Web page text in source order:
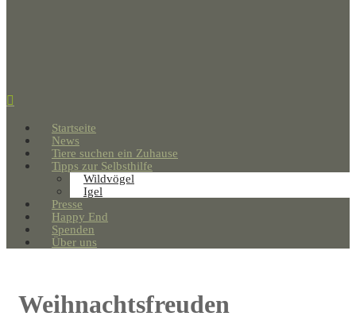
Startseite
News
Tiere suchen ein Zuhause
Tipps zur Selbsthilfe
Wildvögel
Igel
Presse
Happy End
Spenden
Über uns
Weihnachtsfreuden